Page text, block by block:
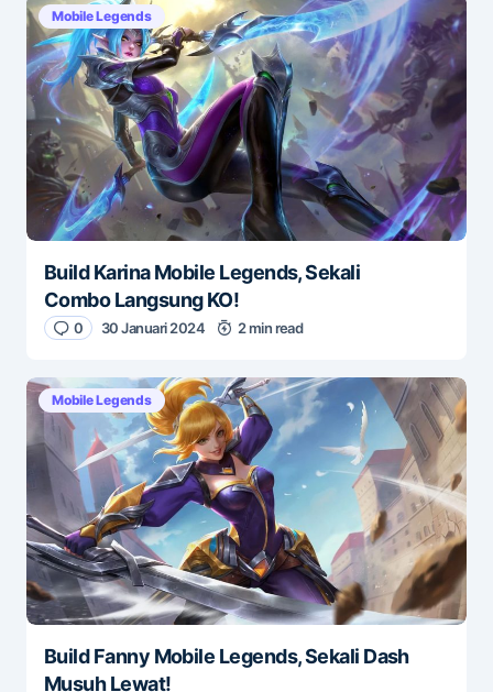
Mobile Legends
Build Karina Mobile Legends, Sekali
Combo Langsung KO!
0 30 Januari 2024 2 min read
Mobile Legends
Build Fanny Mobile Legends, Sekali Dash
Musuh Lewat!